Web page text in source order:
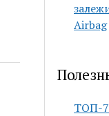
Airbag
ТОП-